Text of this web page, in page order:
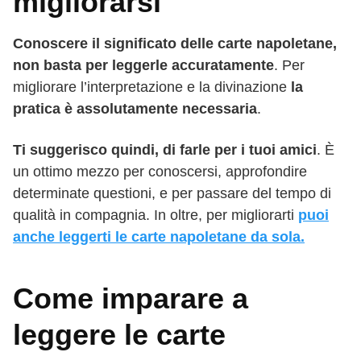
Conoscere il significato delle carte napoletane,
non basta per leggerle accuratamente. Per
migliorare l’interpretazione e la divinazione la
pratica è assolutamente necessaria.
Ti suggerisco quindi, di farle per i tuoi amici. È
un ottimo mezzo per conoscersi, approfondire
determinate questioni, e per passare del tempo di
qualità in compagnia. In oltre, per migliorarti puoi
anche leggerti le carte napoletane da sola.
Come imparare a
leggere le carte